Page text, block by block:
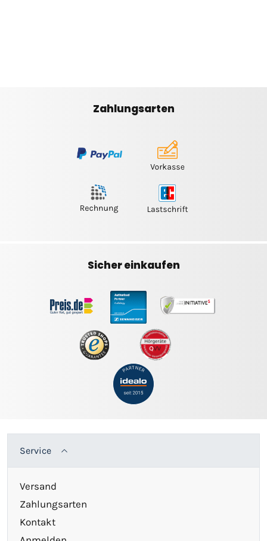
Zahlungsarten
Sicher einkaufen
Service
Versand
Zahlungsarten
Kontakt